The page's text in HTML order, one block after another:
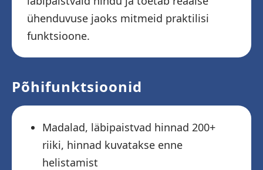
ühenduvuse jaoks mitmeid praktilisi
funktsioone.
Põhifunktsioonid
Madalad, läbipaistvad hinnad 200+
riiki, hinnad kuvatakse enne
helistamist